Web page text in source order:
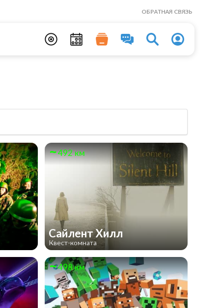
ОБРАТНАЯ СВЯЗЬ
492 км
Сайлент Хилл
Квест-комната
498 км